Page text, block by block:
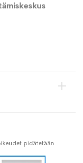
pidätetään